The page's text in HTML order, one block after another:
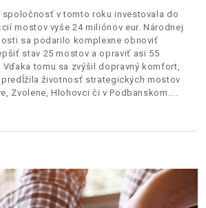
spoločnosť v tomto roku investovala do
mostov vyše 24 miliónov eur. Národnej
sa podarilo komplexne obnoviť
stav 25 mostov a opraviť asi 55
Vďaka tomu sa zvýšil dopravný komfort,
životnosť strategických mostov
Zvolene, Hlohovci či v Podbanskom.